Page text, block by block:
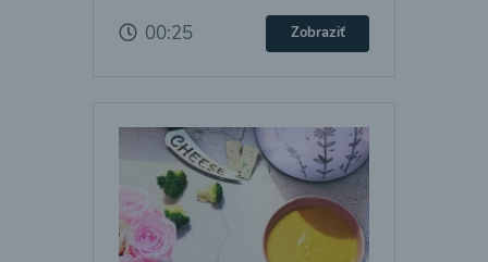
00:25 Zobraziť